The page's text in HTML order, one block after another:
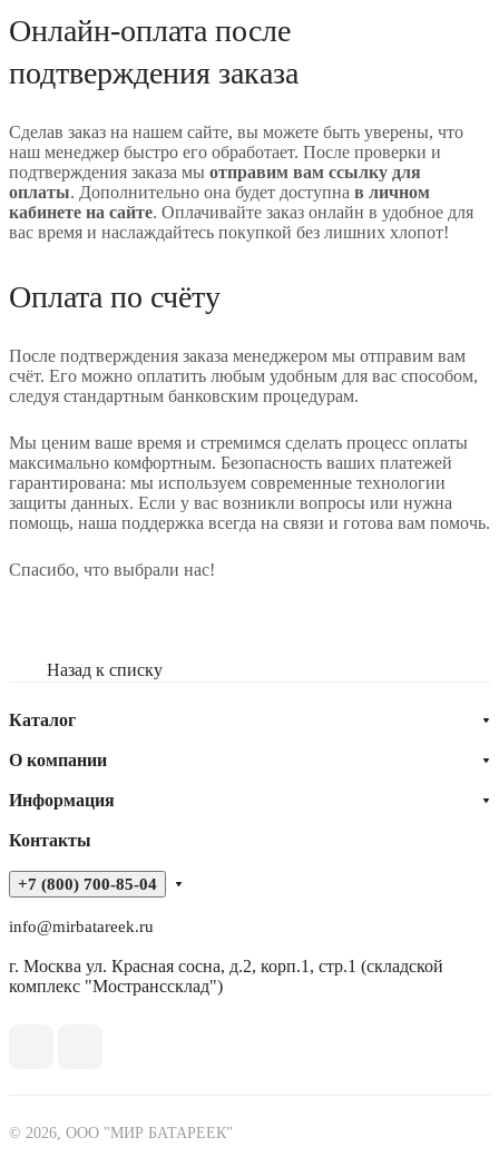
Онлайн-оплата после
подтверждения заказа
Сделав заказ на нашем сайте, вы можете быть уверены, что
наш менеджер быстро его обработает. После проверки и
подтверждения заказа мы отправим вам ссылку для
оплаты. Дополнительно она будет доступна в личном
кабинете на сайте. Оплачивайте заказ онлайн в удобное для
вас время и наслаждайтесь покупкой без лишних хлопот!
Оплата по счёту
После подтверждения заказа менеджером мы отправим вам
счёт. Его можно оплатить любым удобным для вас способом,
следуя стандартным банковским процедурам.
Мы ценим ваше время и стремимся сделать процесс оплаты
максимально комфортным. Безопасность ваших платежей
гарантирована: мы используем современные технологии
защиты данных. Если у вас возникли вопросы или нужна
помощь, наша поддержка всегда на связи и готова вам помочь.
Спасибо, что выбрали нас!
Назад к списку
Каталог
О компании
Информация
Контакты
+7 (800) 700-85-04
info@mirbatareek.ru
г. Москва ул. Красная сосна, д.2, корп.1, стр.1 (складской
комплекс "Мостранссклад")
© 2026, ООО "МИР БАТАРЕЕК"